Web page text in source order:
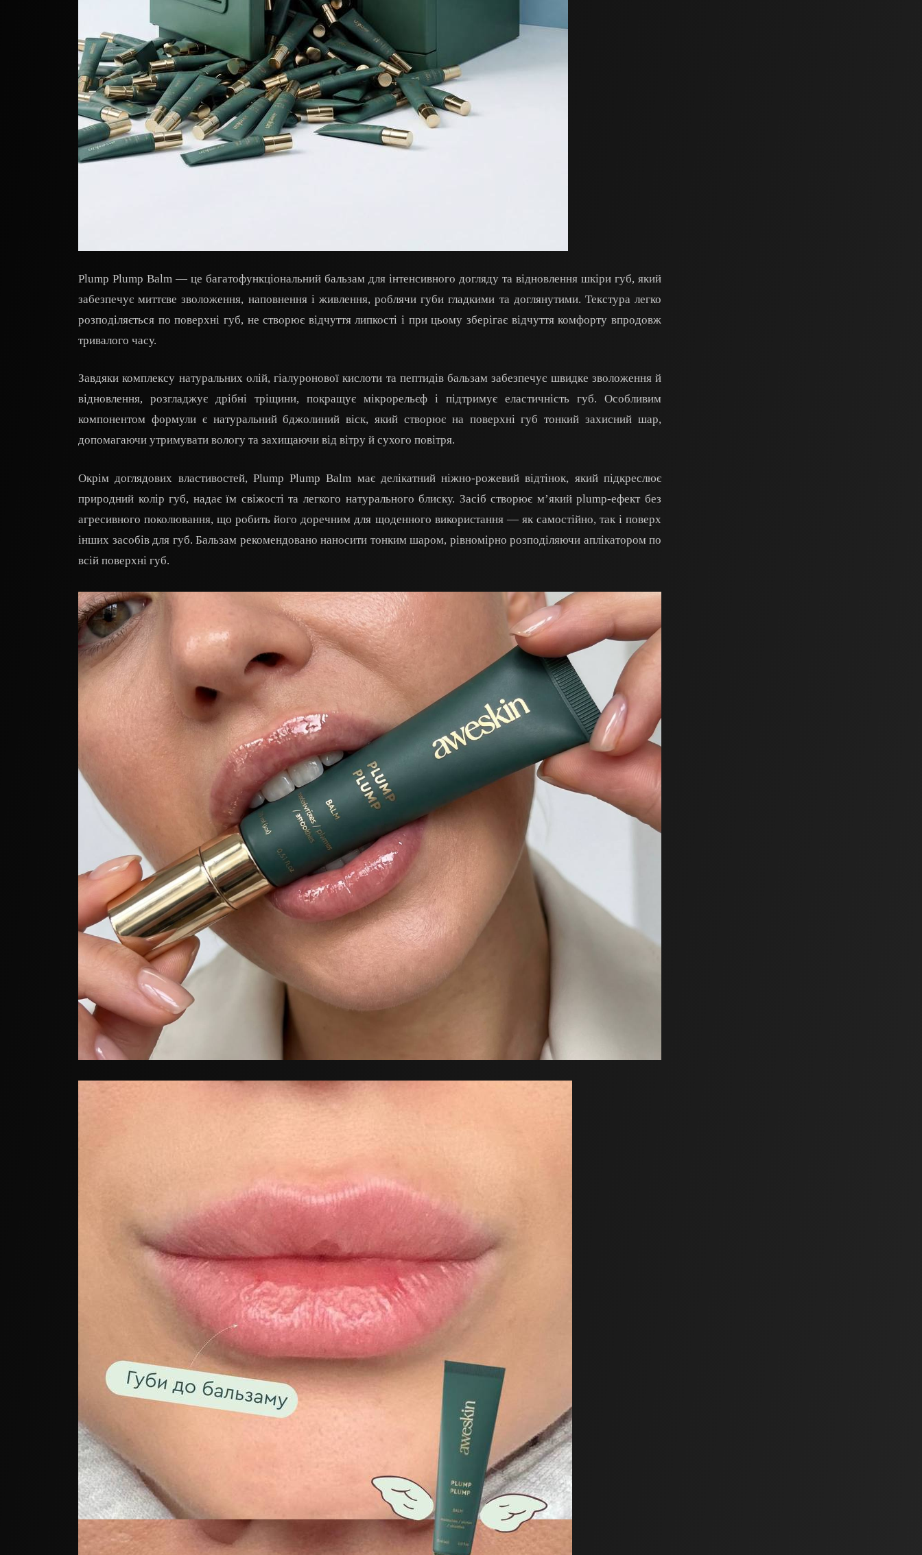
Plump Plump Balm — це багатофункціональний бальзам для інтенсивного догляду та відновлення шкіри губ, який
забезпечує миттєве зволоження, наповнення і живлення, роблячи губи гладкими та доглянутими. Текстура легко
розподіляється по поверхні губ, не створює відчуття липкості і при цьому зберігає відчуття комфорту впродовж
тривалого часу.
Завдяки комплексу натуральних олій, гіалуронової кислоти та пептидів бальзам забезпечує швидке зволоження й
відновлення, розгладжує дрібні тріщини, покращує мікрорельєф і підтримує еластичність губ. Особливим
компонентом формули є натуральний бджолиний віск, який створює на поверхні губ тонкий захисний шар,
допомагаючи утримувати вологу та захищаючи від вітру й сухого повітря.
Окрім доглядових властивостей, Plump Plump Balm має делікатний ніжно-рожевий відтінок, який підкреслює
природний колір губ, надає їм свіжості та легкого натурального блиску. Засіб створює м’який plump-ефект без
агресивного поколювання, що робить його доречним для щоденного використання — як самостійно, так і поверх
інших засобів для губ. Бальзам рекомендовано наносити тонким шаром, рівномірно розподіляючи аплікатором по
всій поверхні губ.